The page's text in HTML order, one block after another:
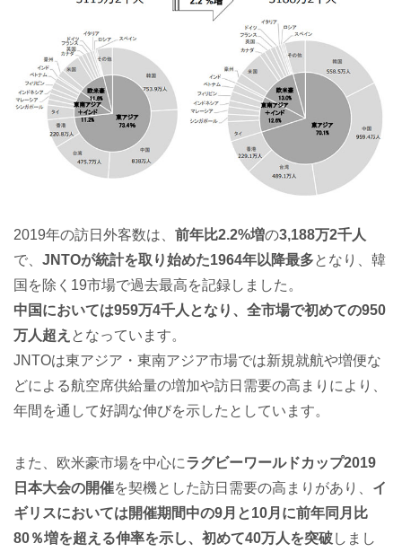
2019年の訪日外客数は、 前年比2.2%増の3,188万2千人
で、 JNTOが統計を取り始めた1964年以降最多となり、韓
国を除く19市場で過去最高を記録しました。
中国においては959万4千人となり、全市場で初めての950
万人超え となっています。
JNTOは東アジア・東南アジア市場では新規就航や増便な
どによる航空席供給量の増加や訪日需要の高まりにより、
年間を通して好調な伸びを示したとしています。
また、欧米豪市場を中心にラグビーワールドカップ2019
日本大会の開催を契機とした訪日需要の高まりがあり、 イ
ギリスにおいては開催期間中の9月と10月に前年同月比
80％増を超える伸率を示し、初めて40万人を突破しまし